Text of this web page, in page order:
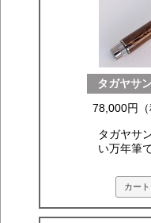
タガヤサ
78,000円（
タガヤサ
い万年筆
カー